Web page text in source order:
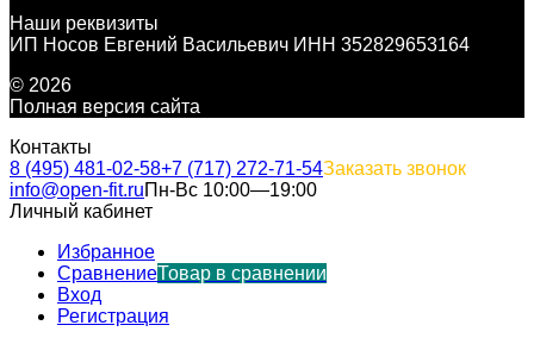
Наши реквизиты
ИП Носов Евгений Васильевич ИНН 352829653164
© 2026
Полная версия сайта
Контакты
8 (495) 481-02-58+7 (717) 272-71-54Заказать звонок
info@open-fit.ruПн-Вс 10:00—19:00
Личный кабинет
Избранное
СравнениеТовар в сравнении
Вход
Регистрация